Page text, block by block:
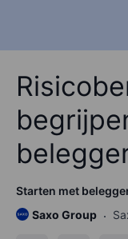
Starten met
Saxo Group